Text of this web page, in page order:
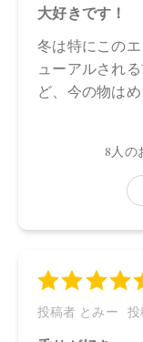
載と異なる場合がご
●予告なくパッケー